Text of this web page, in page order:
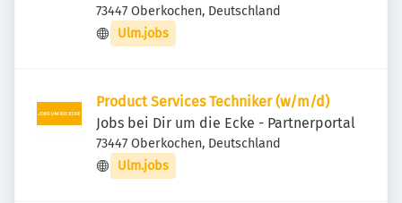
73447 Oberkochen, Deutschland
Ulm.jobs
Product Services Techniker (w/m/d)
Jobs bei Dir um die Ecke - Partnerportal
73447 Oberkochen, Deutschland
Ulm.jobs